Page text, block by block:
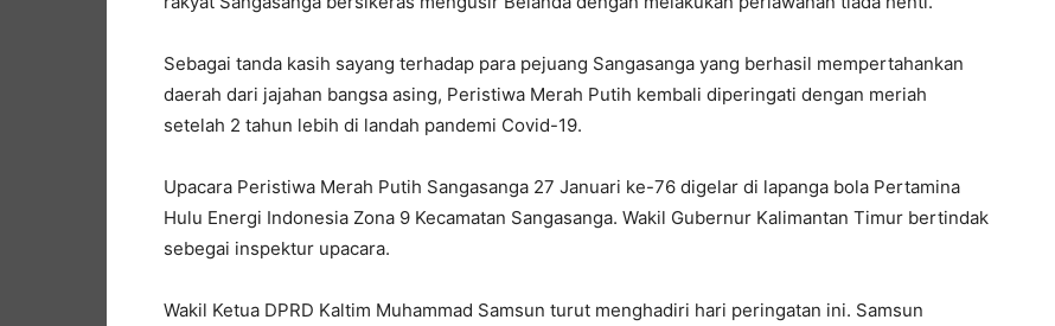
Sebagai tanda kasih sayang terhadap para pejuang Sangasanga yang berhasil mempertahankan
daerah dari jajahan bangsa asing, Peristiwa Merah Putih kembali diperingati dengan meriah
setelah 2 tahun lebih di landah pandemi Covid-19.
Upacara Peristiwa Merah Putih Sangasanga 27 Januari ke-76 digelar di lapanga bola Pertamina
Hulu Energi Indonesia Zona 9 Kecamatan Sangasanga. Wakil Gubernur Kalimantan Timur bertindak
sebegai inspektur upacara.
Wakil Ketua DPRD Kaltim Muhammad Samsun turut menghadiri hari peringatan ini. Samsun